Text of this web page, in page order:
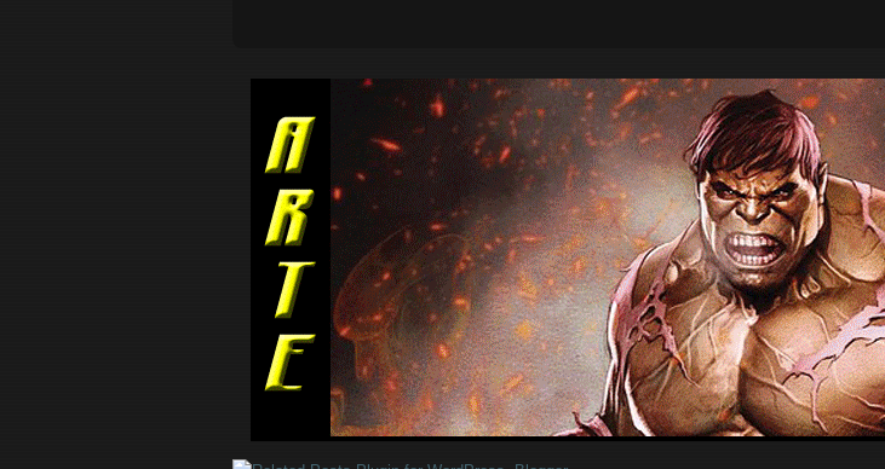
Quadrinhos Marvel e DC para baixar.